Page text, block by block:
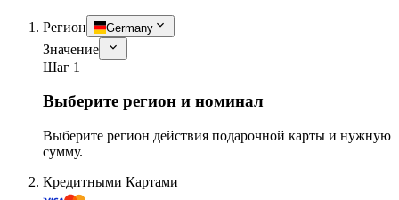
Регион Germany
Значение
Шаг 1
Выберите регион и номинал
Выберите регион действия подарочной карты и нужную
сумму.
Кредитными Картами